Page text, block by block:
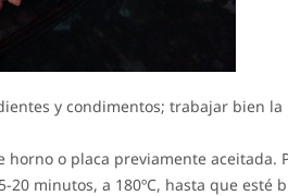
y condimentos; trabajar bien la
o placa previamente aceitada.
minutos, a 180ºC, hasta que esté